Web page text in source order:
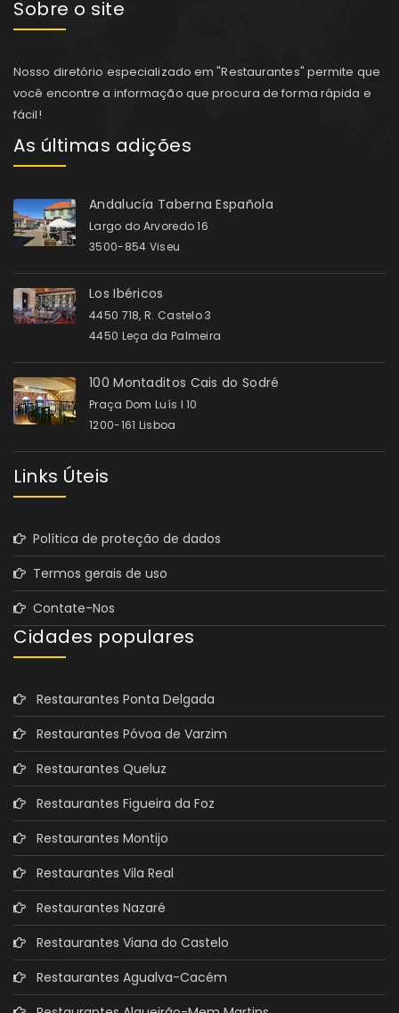
Sobre o site
Nosso diretório especializado em "Restaurantes" permite que
você encontre a informação que procura de forma rápida e
fácil!
As últimas adições
Andalucía Taberna Española
Largo do Arvoredo 16
3500-854 Viseu
Los Ibéricos
4450 718, R. Castelo 3
4450 Leça da Palmeira
100 Montaditos Cais do Sodré
Praça Dom Luís I 10
1200-161 Lisboa
Links Úteis
Política de proteção de dados
Termos gerais de uso
Contate-Nos
Cidades populares
Restaurantes Ponta Delgada
Restaurantes Póvoa de Varzim
Restaurantes Queluz
Restaurantes Figueira da Foz
Restaurantes Montijo
Restaurantes Vila Real
Restaurantes Nazaré
Restaurantes Viana do Castelo
Restaurantes Agualva-Cacém